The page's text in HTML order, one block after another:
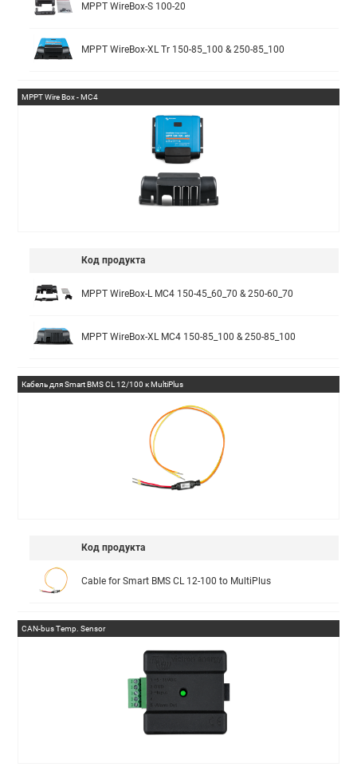
MPPT WireBox-S 100-20
MPPT WireBox-XL Tr 150-85_100 & 250-85_100
MPPT Wire Box - MC4
Код продукта
MPPT WireBox-L MC4 150-45_60_70 & 250-60_70
MPPT WireBox-XL MC4 150-85_100 & 250-85_100
Кабель для Smart BMS CL 12/100 к MultiPlus
Код продукта
Cable for Smart BMS CL 12-100 to MultiPlus
CAN-bus Temp. Sensor